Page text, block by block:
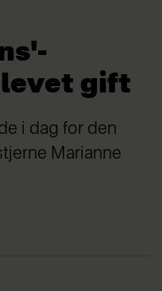
gift
i dag for den
Marianne